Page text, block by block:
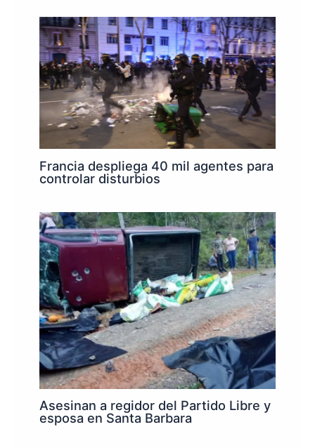
Francia despliega 40 mil agentes para
controlar disturbios
Asesinan a regidor del Partido Libre y
esposa en Santa Barbara